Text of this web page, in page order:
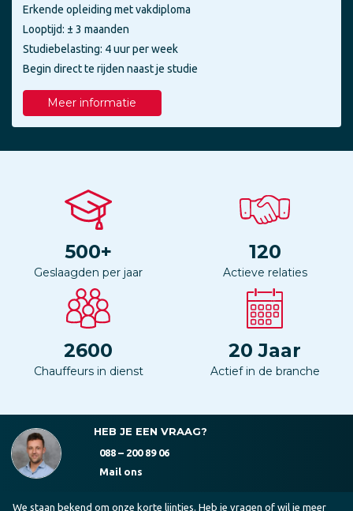
Erkende opleiding met vakdiploma
Looptijd: ± 3 maanden
Studiebelasting: 4 uur per week
Begin direct te rijden naast je studie
Meer informatie
500+
Geslaagden per jaar
120
Actieve relaties
2600
Chauffeurs in dienst
20 Jaar
Actief in de branche
HEB JE EEN VRAAG?
088 – 200 89 06
Mail ons
We staan bekend om onze korte lijntjes. Heb je vragen of wil je meer